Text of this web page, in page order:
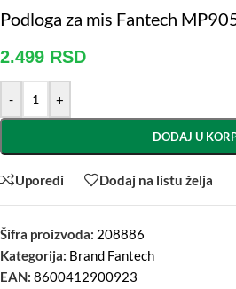
Podloga za mis Fantech
2.499 RSD
- +
DODAJ U
Uporedi Dodaj na listu želja
Šifra proizvoda: 208886
Kategorija: Brand Fantech
EAN: 8600412900923